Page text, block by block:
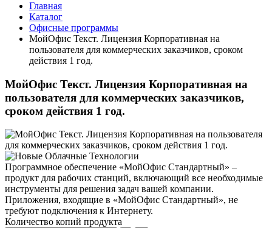
Главная
Каталог
Офисные программы
МойОфис Текст. Лицензия Корпоративная на
пользователя для коммерческих заказчиков, сроком
действия 1 год.
МойОфис Текст. Лицензия Корпоративная на
пользователя для коммерческих заказчиков,
сроком действия 1 год.
Программное обеспечение «МойОфис Стандартный» –
продукт для рабочих станций, включающий все необходимые
инструменты для решения задач вашей компании.
Приложения, входящие в «МойОфис Стандартный», не
требуют подключения к Интернету.
Количество копий продукта